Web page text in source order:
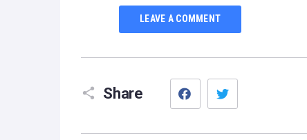
LEAVE A COMMENT
Share
Facebook